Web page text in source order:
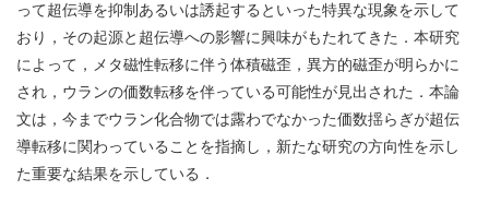
って超伝導を抑制あるいは誘起するといった特異な現象を示して
おり，その起源と超伝導への影響に興味がもたれてきた．本研究
によって，メタ磁性転移に伴う体積磁歪，異方的磁歪が明らかに
され，ウランの価数転移を伴っている可能性が見出された．本論
文は，今までウラン化合物では露わでなかった価数揺らぎが超伝
導転移に関わっていることを指摘し，新たな研究の方向性を示し
た重要な結果を示している．